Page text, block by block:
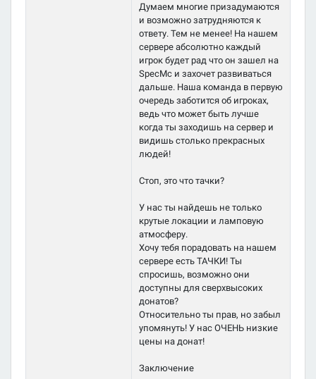
Думаем многие призадумаются
и возможно затрудняются к
ответу. Тем не менее! На нашем
сервере абсолютно каждый
игрок будет рад что он зашел на
SpecMc и захочет развиваться
дальше. Наша команда в первую
очередь заботится об игроках,
ведь что может быть лучше
когда ты заходишь на сервер и
видишь столько прекрасных
людей!
Стоп, это что тачки?
У нас ты найдешь не только
крутые локации и ламповую
атмосферу.
Хочу тебя порадовать на нашем
сервере есть ТАЧКИ! Ты
спросишь, возможно они
доступны для сверхвысоких
донатов?
Относительно ты прав, но забыл
упомянуть! У нас ОЧЕНЬ низкие
цены на донат!
Заключение